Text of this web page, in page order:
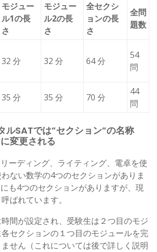
モジュー
ル1の長
さ
モジュー
ル2の長
さ
全セクシ
ョンの長
さ
全問
題数
32 分 32 分 64 分
54
問
35 分 35 分 70 分
44
問
ルSATでは”セクション”の名称
変更される
ーディング、ライティング、電卓を使
ない数学の4つのセクションがありま
も4つのセクションがありますが、現
ばれています。
間が設定され、受験生は２つ目のモジ
セクションの１つ目のモジュールを完
せん（これについては後で詳しく説明